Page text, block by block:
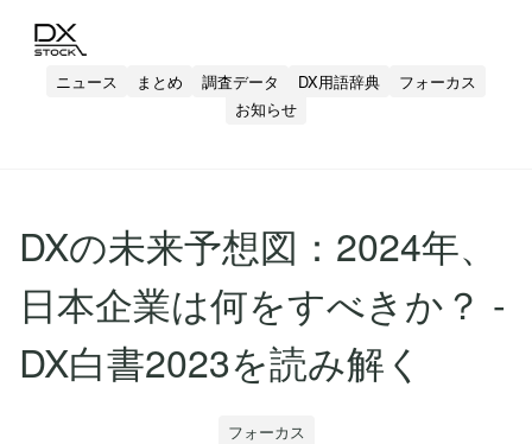
ニュース まとめ 調査データ DX用語辞典
フォーカス
お知らせ
DXの未来予想図：2024年、
日本企業は何をすべきか？ -
DX白書2023を読み解く
フォーカス